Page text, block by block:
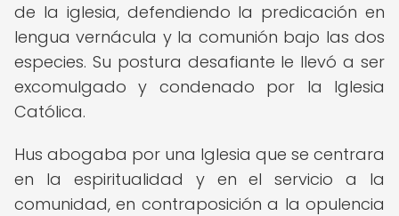
de la iglesia, defendiendo la predicación en
lengua vernácula y la comunión bajo las dos
especies. Su postura desafiante le llevó a ser
excomulgado y condenado por la Iglesia
Católica.
Hus abogaba por una Iglesia que se centrara
en la espiritualidad y en el servicio a la
comunidad, en contraposición a la opulencia